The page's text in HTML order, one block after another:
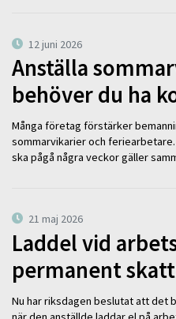
12 juni 2026
Anställa
behöver du ha
Många företag förstärker
sommarvikarier och
ska pågå några veckor gäller
21 maj 2026
Laddel vid
permanent
Nu har riksdagen beslutat att det